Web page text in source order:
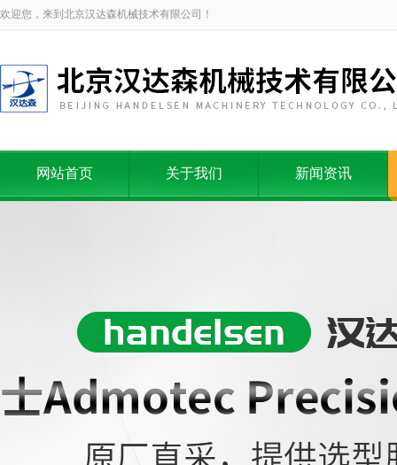
欢迎您，来到北京汉达森机械技术有限公司！
网站首页 关于我们 新闻资讯